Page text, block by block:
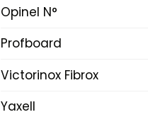
Opinel N°
Profboard
Victorinox Fibrox
Yaxell